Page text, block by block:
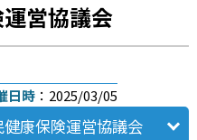
営協議会
日時：2025/03/05
康保険運営協議会